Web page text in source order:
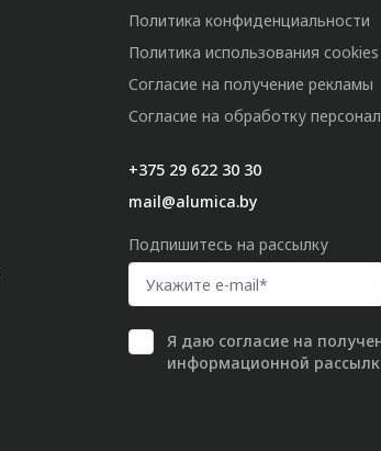
Политика конфиденциальности
Политика использования cookies
Согласие на получение рекламы
Согласие на обработку
+375 29 622 30 30
mail@alumica.by
Подпишитесь на рассылку
Я даю согласие на
информационной